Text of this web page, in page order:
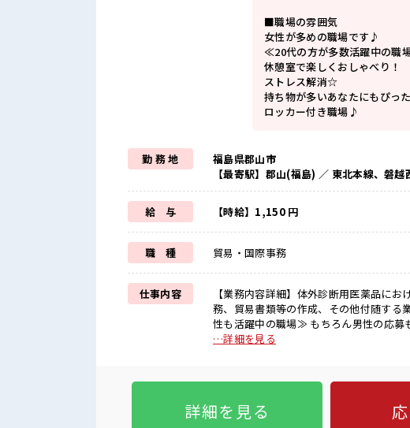
■職場の雰囲気
女性が多めの職場です♪
≪20代の方が多数活躍中の職
休憩室で楽しくおしゃべり！
ストレス解消☆
持ち物が多いあなたにもぴっ
ロッカー付き職場♪
勤 務 地
福島県郡山市
【最寄駅】郡山(福島) ／ 東北本線、磐越
給 与 【時給】1,150 円
職 種 貿易・国際事務
仕事内容
【業務内容詳細】体外診断用医薬品に
務、貿易書類等の作成、その他付随する業務 【
性も活躍中の職場≫ もちろん男性の応
は月20時間未満で、 ほどよく稼げます
す！ イチからスキルUP・ステップUP目指していきましょう
場です♪ ≪20代の方が多数活躍中の職
物が多いあなたにもぴったり☆ ロッカ
…詳細を見る
詳細を見る